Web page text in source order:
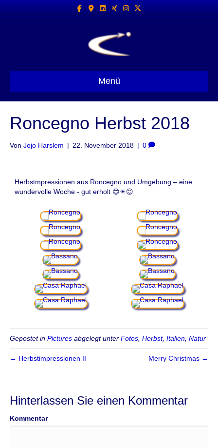
FacebookGoogle-maps
Linkedin
Xing InstagramX-twitter
Menü
Roncegno Herbst 2018
Von Jojo Harslem | 22. November 2018 | 0
Herbstmpressionen aus Roncegno und Umgebung – eine
wundervolle Woche - gut erholt 😊☀😊
Gepostet in Pictures abgelegt unter Fotos Herbst, Italien Natur
← Herbstimpressionen II Merry Christmas →
Hinterlassen Sie einen Kommentar
Kommentar